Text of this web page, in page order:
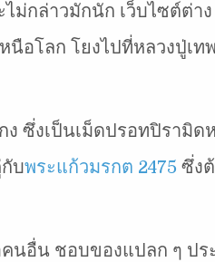
กล่าวมักนัก เว็บไซต์ต่าง
อโลก โยงไปที่หลวงปู่เท
ซึ่งเป็นเม็ดปรอทปิรามิด
บพระแก้วมรกต 2475 ซึ่ง
นอื่น ชอบของแปลก ๆ ป